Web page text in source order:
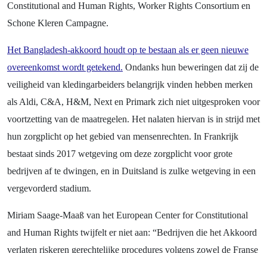
Constitutional and Human Rights, Worker Rights Consortium en
Schone Kleren Campagne.
Het Bangladesh-akkoord houdt op te bestaan als er geen nieuwe
overeenkomst wordt getekend. Ondanks hun beweringen dat zij de
veiligheid van kledingarbeiders belangrijk vinden hebben merken
als Aldi, C&A, H&M, Next en Primark zich niet uitgesproken voor
voortzetting van de maatregelen. Het nalaten hiervan is in strijd met
hun zorgplicht op het gebied van mensenrechten. In Frankrijk
bestaat sinds 2017 wetgeving om deze zorgplicht voor grote
bedrijven af te dwingen, en in Duitsland is zulke wetgeving in een
vergevorderd stadium.
Miriam Saage-Maaß van het European Center for Constitutional
and Human Rights twijfelt er niet aan: “Bedrijven die het Akkoord
verlaten riskeren gerechtelijke procedures volgens zowel de Franse